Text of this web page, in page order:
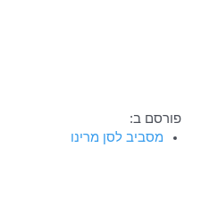
פורסם ב:
מסביב לסן מרינו